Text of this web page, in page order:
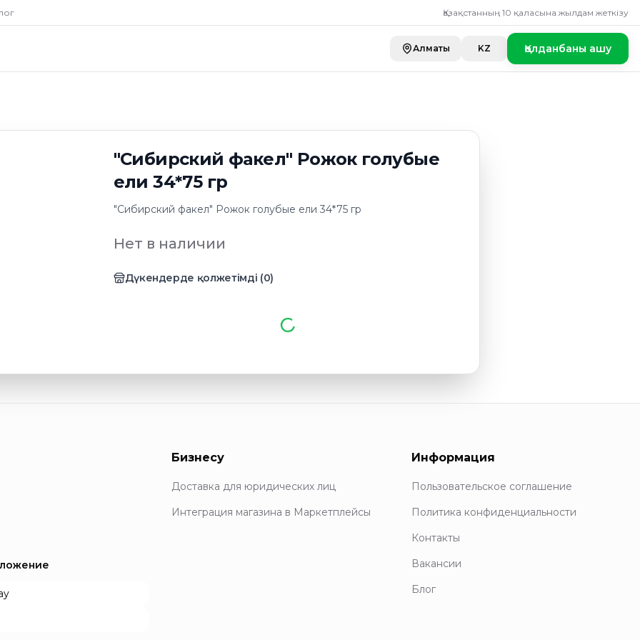
Қазақстанның 10 қаласына жылдам жеткізу
Алматы KZ Қолданбаны ашу
"Сибирский факел" Рожок голубые
ели 34*75 гр
"Сибирский факел" Рожок голубые ели 34*75 гр
Нет в наличии
Дүкендерде қолжетімді (0)
Бизнесу
Доставка для юридических лиц
Интеграция магазина в Маркетплейсы
Информация
Пользовательское соглашение
Политика конфиденциальности
Контакты
Вакансии
Блог